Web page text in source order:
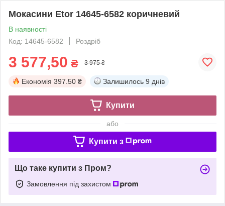
Мокасини Etor 14645-6582 коричневий
В наявності
Код: 14645-6582
Роздріб
3 577,50 ₴ 3 975 ₴
Економія 397.50 ₴ Залишилось 9 днів
Купити
або
Купити з
Що таке купити з Пром?
Замовлення під захистом